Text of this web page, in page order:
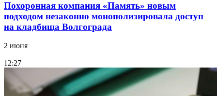
Похоронная компания «Память» новым
подходом незаконно монополизировала доступ
на кладбища Волгограда
2 июня
12:27